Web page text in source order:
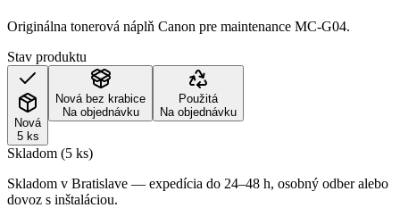
Originálna tonerová náplň Canon pre maintenance MC-G04.
Stav produktu
Nová
5 ks
Nová bez krabice
Na objednávku
Použitá
Na objednávku
Skladom (5 ks)
Skladom v Bratislave — expedícia do 24–48 h, osobný odber alebo
dovoz s inštaláciou.